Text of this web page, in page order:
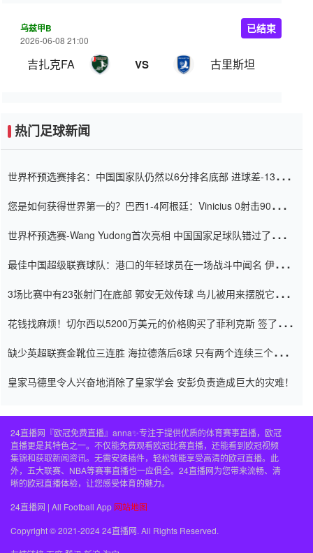
乌兹甲B
2026-06-08 21:00
吉扎克FA VS 古里斯坦
已结束
热门足球新闻
世界杯预选赛排名：中国国家队仍然以6分排名底部 进球差-13令人
您是如何获得世界第一的？巴西1-4阿根廷：Vinicius 0射击90分钟
世界杯预选赛-Wang Yudong首次亮相 中国国家足球队错过了世界
最佳中国超级联赛球队：港口的年轻球员在一场战斗中闻名 伊万放
3场比赛中有23张射门在底部 郭安无效传球 鸟儿被用来摆脱它
花钱找麻烦！切尔西以5200万美元的价格购买了菲利克斯 签了7年
缺少英超联赛金靴位三连胜 海拉德落后6球 只有两个连续三个连续
皇家马德里令人兴奋地消除了皇家学会 安彭负责造成巨大的灾难！
24直播网『欧冠免费直播』anna✨专注于提供优质的体育赛事直播，欧冠
直播更是其特色之一。不仅能免费观看欧冠比赛直播，还能看到欧冠视频
集锦和获取新闻资讯。无需安装插件，轻松就能享受高清的欧冠直播。此
外，五大联赛、NBA等赛事直播也一应俱全。24直播网为您带来流畅、清
晰的欧冠直播体验，让您感受体育的魅力。
24直播网 | All Football App 网站地图
Copyright © 2021-2024 24直播网. All Rights Reserved.